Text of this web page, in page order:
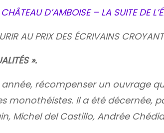
D’AMBOISE – LA SUITE DE
AU PRIX DES ÉCRIVAINS
».
récompenser un ouvrage
monothéistes. Il a été décernée,
Michel del Castillo, Andrée